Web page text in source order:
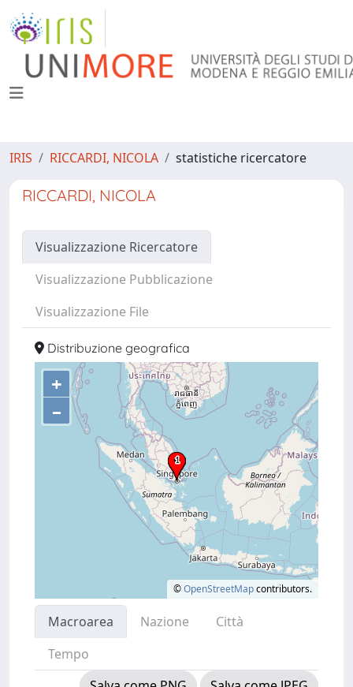
IRIS RICCARDI, NICOLA statistiche ricercatore
RICCARDI, NICOLA
Visualizzazione Ricercatore
Visualizzazione Pubblicazione
Visualizzazione File
Distribuzione geografica
+
–
©OpenStreetMapcontributors.
Macroarea Nazione
Città
Tempo